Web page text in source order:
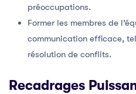
préoccupations.
Former les membres de
communication efficace,
résolution de conflits.
Recadrages